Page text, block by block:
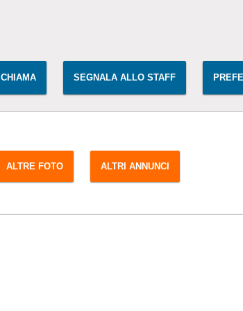
CHIAMA SEGNALA ALLO STAFF
ALTRE FOTO ALTRI ANNUNCI